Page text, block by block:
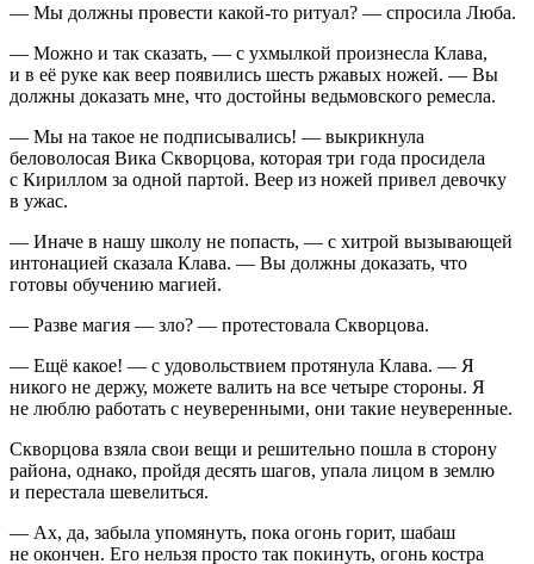
— Мы должны провести какой-то ритуал? — спросила Люба.
— Можно и так сказать, — с ухмылкой произнесла Клава,
и в её руке как веер появились шесть ржавых ножей. — Вы
должны доказать мне, что достойны ведьмовского ремесла.
— Мы на такое не подписывались! — выкрикнула
беловолосая Вика Скворцова, которая три года просидела
с Кириллом за одной партой. Веер из ножей привел девочку
в ужас.
— Иначе в нашу школу не попасть, — с хитрой вызывающей
интонацией сказала Клава. — Вы должны доказать, что
готовы обучению магией.
— Разве магия — зло? — протестовала Скворцова.
— Ещё какое! — с удовольствием протянула Клава. — Я
никого не держу, можете валить на все четыре стороны. Я
не люблю работать с неуверенными, они такие неуверенные.
Скворцова взяла свои вещи и решительно пошла в сторону
района, однако, пройдя десять шагов, упала лицом в землю
и перестала шевелиться.
— Ах, да, забыла упомянуть, пока огонь горит, шабаш
не окончен. Его нельзя просто так покинуть, огонь костра